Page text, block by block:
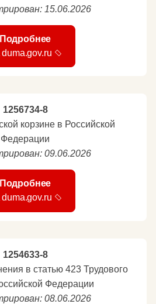
15.06.2026
Подробнее
duma.gov.ru
1256734-8
корзине в Российской
Федерации
09.06.2026
Подробнее
duma.gov.ru
1254633-8
в статью 423 Трудового
Федерации
08.06.2026